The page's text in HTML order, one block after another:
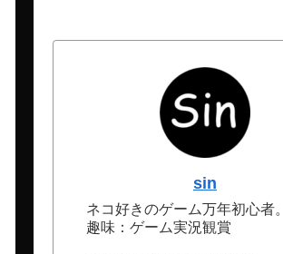
sin
ネコ好きのゲーム万年初心者。
趣味：ゲーム実況観賞